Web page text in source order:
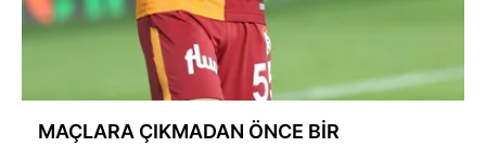
MAÇLARA ÇIKMADAN ÖNCE BİR